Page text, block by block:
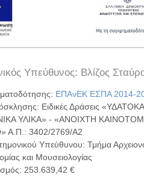
Υπεύθυνος: Βλίζος
ΕΠΑνΕΚ ΕΣΠΑ 2014-
Ειδικές Δράσεις
ΥΛΙΚΑ» - «ΑΝΟΙΧΤΗ
Α.Π.: 3402/2769/Α2
Υπεύθυνου: Τμήμα
και Μουσειολογίας
253.639,42 €